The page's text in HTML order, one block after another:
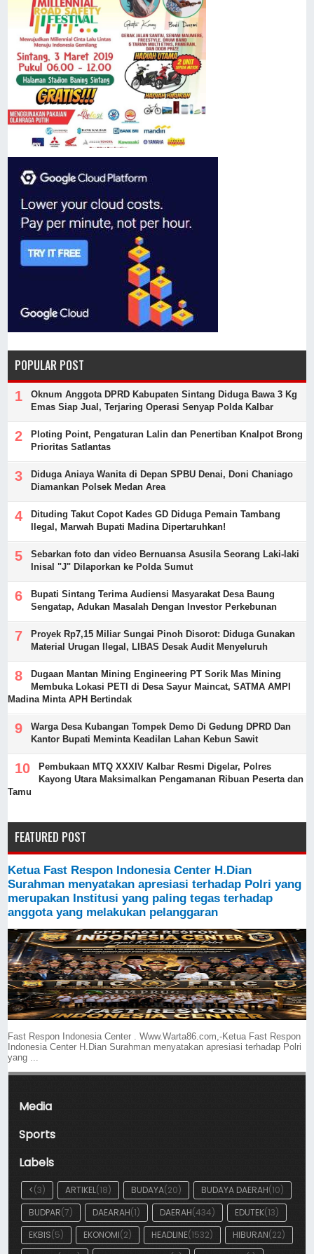
POPULAR POST
Oknum Anggota DPRD Kabupaten Sintang Diduga Bawa 3 Kg
Emas Siap Jual, Terjaring Operasi Senyap Polda Kalbar
Ploting Point, Pengaturan Lalin dan Penertiban Knalpot Brong
Prioritas Satlantas
Diduga Aniaya Wanita di Depan SPBU Denai, Doni Chaniago
Diamankan Polsek Medan Area
Dituding Takut Copot Kades GD Diduga Pemain Tambang
Ilegal, Marwah Bupati Madina Dipertaruhkan!
Sebarkan foto dan video Bernuansa Asusila Seorang Laki-laki
Inisal "J" Dilaporkan ke Polda Sumut
Bupati Sintang Terima Audiensi Masyarakat Desa Baung
Sengatap, Adukan Masalah Dengan Investor Perkebunan
Proyek Rp7,15 Miliar Sungai Pinoh Disorot: Diduga Gunakan
Material Urugan Ilegal, LIBAS Desak Audit Menyeluruh
Dugaan Mantan Mining Engineering PT Sorik Mas Mining
Membuka Lokasi PETI di Desa Sayur Maincat, SATMA AMPI
Madina Minta APH Bertindak
Warga Desa Kubangan Tompek Demo Di Gedung DPRD Dan
Kantor Bupati Meminta Keadilan Lahan Kebun Sawit
Pembukaan MTQ XXXIV Kalbar Resmi Digelar, Polres
Kayong Utara Maksimalkan Pengamanan Ribuan Peserta dan
Tamu
FEATURED POST
Ketua Fast Respon Indonesia Center H.Dian
Surahman menyatakan apresiasi terhadap Polri yang
merupakan Institusi yang paling tegas terhadap
anggota yang melakukan pelanggaran
Fast Respon Indonesia Center . Www.Warta86.com,-Ketua Fast Respon
Indonesia Center H.Dian Surahman menyatakan apresiasi terhadap Polri
yang ...
Media
Sports
Labels
<(3) ARTIKEL(18) BUDAYA(20) BUDAYA DAERAH(10)
BUDPAR(7) DAEARAH(1) DAERAH(434) EDUTEK(13)
EKBIS(5) EKONOMI(2) HEADLINE(1532) HIBURAN(22)